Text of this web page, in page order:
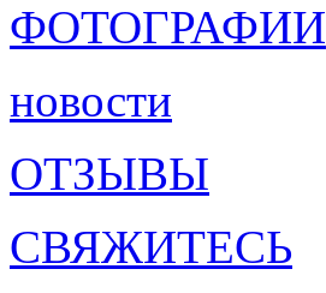
ФОТОГРАФИИ
новости
ОТЗЫВЫ
СВЯЖИТЕСЬ